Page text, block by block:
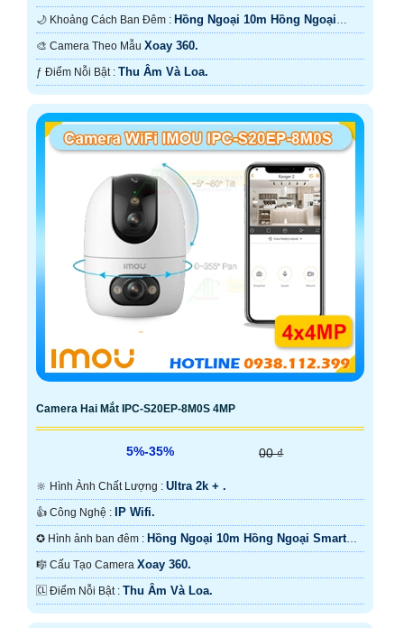
🌙 Khoảng Cách Ban Đêm : Hồng Ngoại 10m Hồng Ngoại
Smart IR.
🎨 Camera Theo Mẫu Xoay 360.
️ƒ Điểm Nỗi Bật : Thu Âm Và Loa.
Camera Hai Mắt IPC-S20EP-8M0S 4MP
5%-35% 00 ₫
🔆 Hình Ành Chất Lượng : Ultra 2k + .
👍 Công Nghệ : IP Wifi.
✪ Hình ảnh ban đêm : Hồng Ngoại 10m Hồng Ngoại Smart
IR.🎼️ Cấu Tạo Camera Xoay 360.
️🆑 Điểm Nỗi Bật : Thu Âm Và Loa.